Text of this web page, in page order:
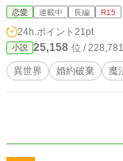
くなっ
恋愛 連載中 長編 R15
24h.ポイント 21pt
小説 25,158 位 /
異世界 婚約破棄 魔